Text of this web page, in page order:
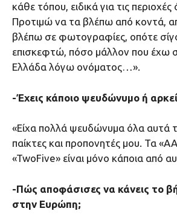
κάθε τόπου, ειδικά για τις
Προτιμώ να τα βλέπω από κοντά,
βλέπω σε φωτογραφίες, οπότε
επισκεφτώ, πόσο μάλλον που έχω
Ελλάδα λόγω ονόματος…».
-Έχεις κάποιο ψευδώνυμο ή
«Είχα πολλά ψευδώνυμα όλα αυτά
παίκτες και προπονητές μου. Τα
«TwoFive» είναι μόνο κάποια από
-Πώς αποφάσισες να κάνεις το
στην Ευρώπη;